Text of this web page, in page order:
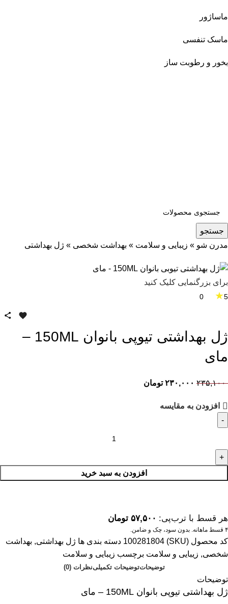
ماساژور
ماسک تنفسی
بخور و رطوبت ساز
جستجو
مدرن شو » زیبایی و سلامت » بهداشت شخصی » ژل بهداشتی
برای بزرگنمایی کلیک کنید
5
★
ژل بهداشتی تیوپی بانوان 150ML –
مای
۲۳۵,۱۰۰ ۲۳۰,۰۰۰ تومان
افزودن به مقایسه
افزودن به سبد خرید
هر قسط با ترب‌پی: ۵۷,۵۰۰ تومان
۴ قسط ماهانه. بدون سود، چک و ضامن.
کد محصول (SKU) 100281804 دسته بندی ها ژل بهداشتی, بهداشت
شخصی, زیبایی و سلامت برچسب زیبایی و سلامت
توضیحاتتوضیحات تکمیلینظرات (0)
توضیحات
ژل بهداشتی تیوپی بانوان 150ML – مای